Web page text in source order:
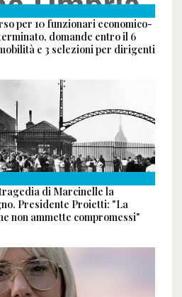
per 10 funzionari economico-
domande entro il 6
e 3 selezioni per dirigenti
di Marcinelle la
Presidente Proietti: "La
non ammette compromessi"